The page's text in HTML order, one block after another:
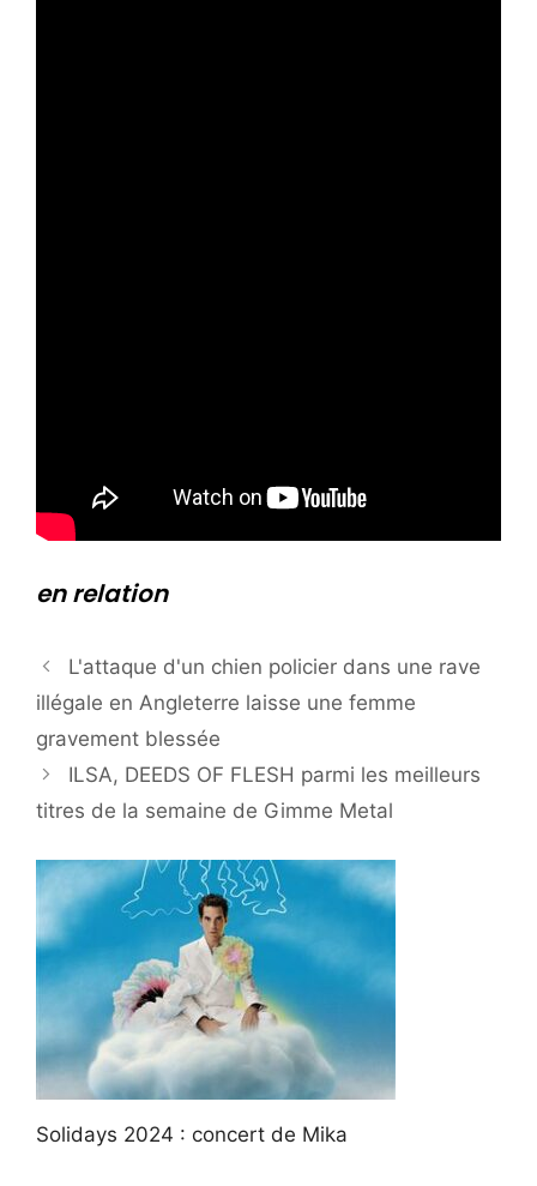
en relation
L'attaque d'un chien policier dans une rave
illégale en Angleterre laisse une femme
gravement blessée
ILSA, DEEDS OF FLESH parmi les meilleurs
titres de la semaine de Gimme Metal
Solidays 2024 : concert de Mika